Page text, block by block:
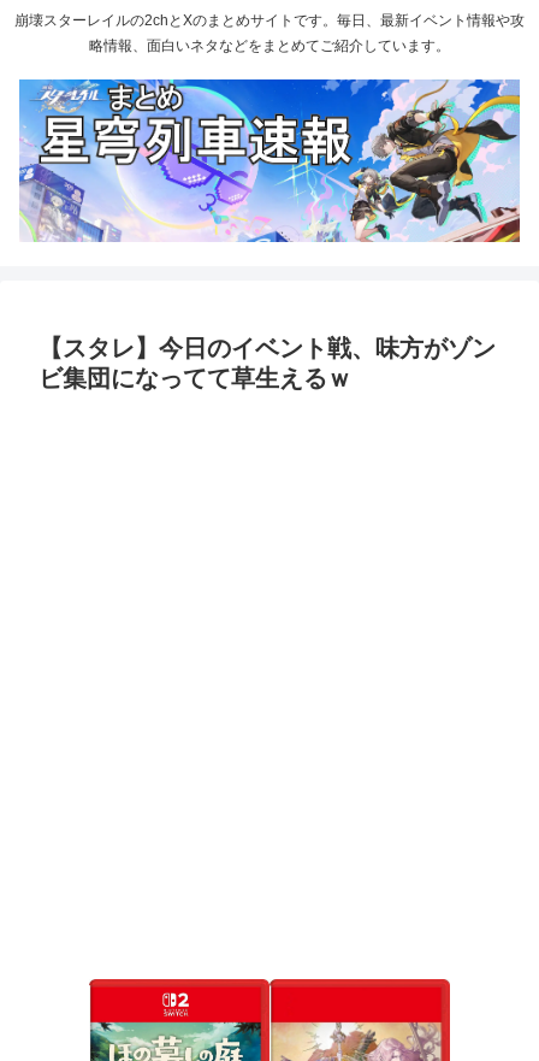
崩壊スターレイルの2chとXのまとめサイトです。毎日、最新イベント情報や攻
略情報、面白いネタなどをまとめてご紹介しています。
【スタレ】今日のイベント戦、味方がゾン
ビ集団になってて草生えるｗ